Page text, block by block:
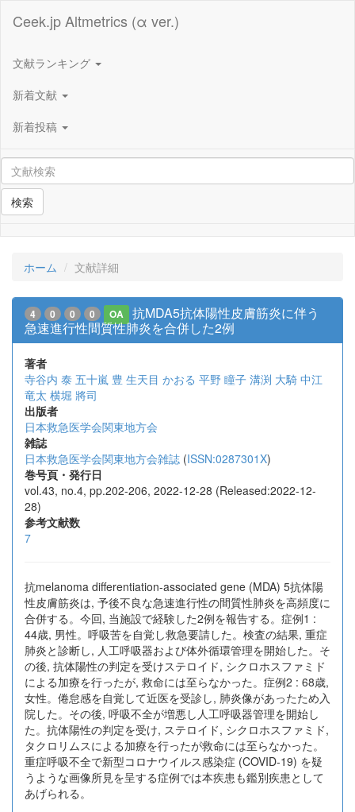
Ceek.jp Altmetrics (α ver.)
文献ランキング
新着文献
新着投稿
検索
ホーム 文献詳細
4 0 0 0 OA
抗MDA5抗体陽性皮膚筋炎に伴う
急速進行性間質性肺炎を合併した2例
著者
寺谷内 泰 五十嵐 豊 生天目 かおる 平野 瞳子 溝渕 大騎 中江
竜太 横堀 將司
出版者
日本救急医学会関東地方会
雑誌
日本救急医学会関東地方会雑誌 (ISSN:0287301X)
巻号頁・発行日
vol.43, no.4, pp.202-206, 2022-12-28 (Released:2022-12-
28)
参考文献数
7
抗melanoma differentiation-associated gene (MDA) 5抗体陽
性皮膚筋炎は, 予後不良な急速進行性の間質性肺炎を高頻度に
合併する。今回, 当施設で経験した2例を報告する。症例1 :
44歳, 男性。呼吸苦を自覚し救急要請した。検査の結果, 重症
肺炎と診断し, 人工呼吸器および体外循環管理を開始した。そ
の後, 抗体陽性の判定を受けステロイド, シクロホスファミド
による加療を行ったが, 救命には至らなかった。症例2 : 68歳,
女性。倦怠感を自覚して近医を受診し, 肺炎像があったため入
院した。その後, 呼吸不全が増悪し人工呼吸器管理を開始し
た。抗体陽性の判定を受け, ステロイド, シクロホスファミド,
タクロリムスによる加療を行ったが救命には至らなかった。
重症呼吸不全で新型コロナウイルス感染症 (COVID-19) を疑
うような画像所見を呈する症例では本疾患も鑑別疾患として
あげられる。